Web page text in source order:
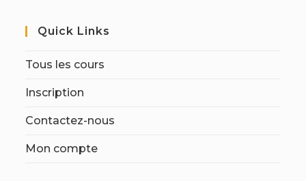
Quick Links
Tous les cours
Inscription
Contactez-nous
Mon compte